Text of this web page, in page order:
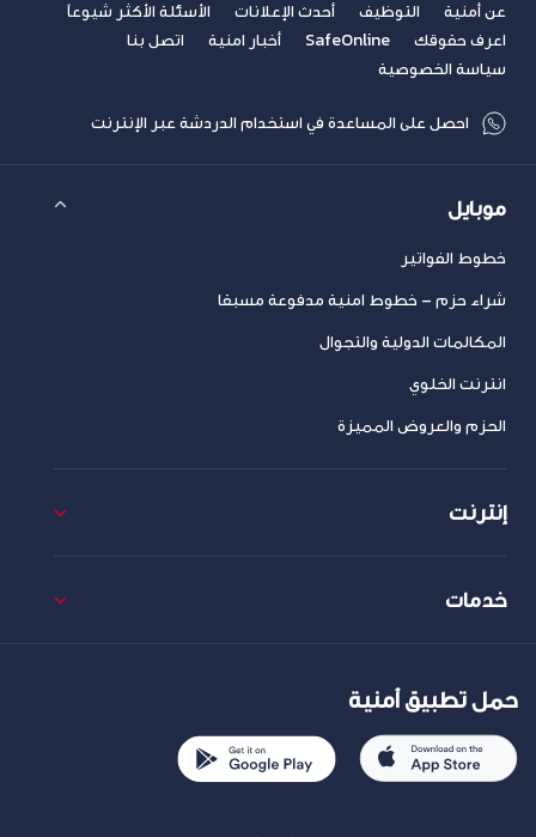
عن أمنية التوظيف أحدث الإعلانات
الأسئلة الأكثر شيوعاً
اعرف حقوقك
SafeOnline أخبار امنية
اتصل بنا
سياسة الخصوصية
احصل على المساعدة في استخدام الدردشة عبر الإنترنت
موبايل
خطوط الفواتير
شراء حزم – خطوط امنية مدفوعة مسبقا
المكالمات الدولية والتجوال
انترنت الخلوي
الحزم والعروض المميزة
إنترنت
خدمات
حمل تطبيق أمنية